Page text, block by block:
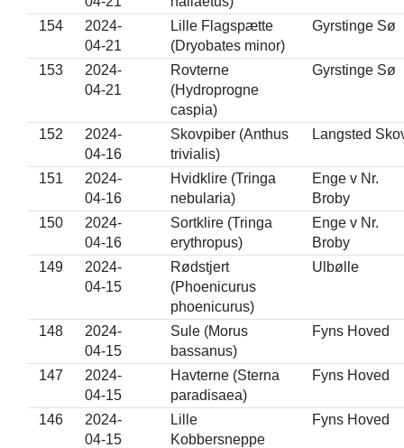
154
2024-
04-21
Lille Flagspætte
(Dryobates minor)
Gyrstinge Sø
153
2024-
04-21
Rovterne
(Hydroprogne
caspia)
Gyrstinge Sø
152
2024-
04-16
Skovpiber (Anthus
trivialis)
Langsted
151
2024-
04-16
Hvidklire (Tringa
nebularia)
Enge v Nr.
Broby
150
2024-
04-16
Sortklire (Tringa
erythropus)
Enge v Nr.
Broby
149
2024-
04-15
Rødstjert
(Phoenicurus
phoenicurus)
Ulbølle
148
2024-
04-15
Sule (Morus
bassanus)
Fyns Hoved
147
2024-
04-15
Havterne (Sterna
paradisaea)
Fyns Hoved
146
2024-
04-15
Lille
Kobbersneppe
Fyns Hoved